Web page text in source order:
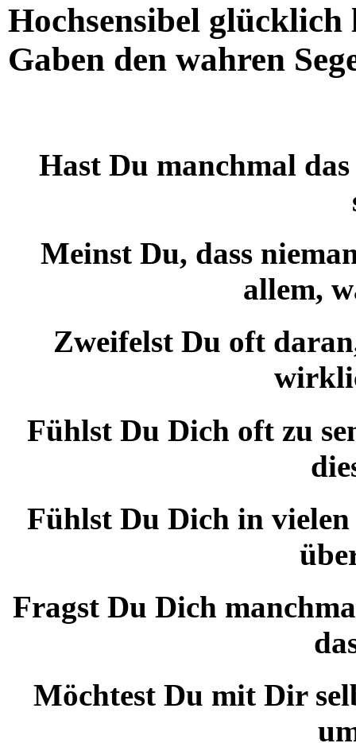
Hochsensibel
Gaben den wahren
Hast Du manchmal
Meinst Du, dass
allem,
Zweifelst Du oft
Fühlst Du Dich oft zu
Fühlst Du Dich in
Fragst Du Dich
Möchtest Du mit Dir